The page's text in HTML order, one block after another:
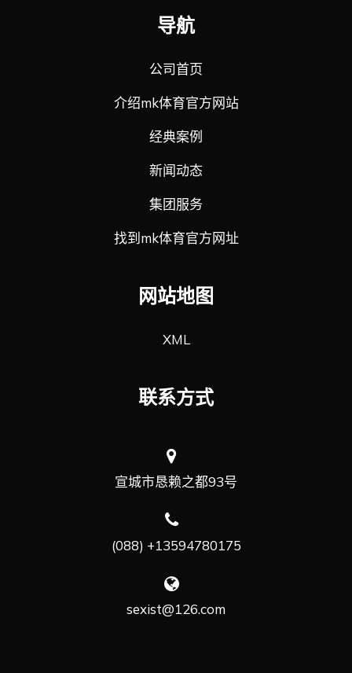
导航
公司首页
介绍mk体育官方网站
经典案例
新闻动态
集团服务
找到mk体育官方网址
网站地图
XML
联系方式
宣城市恳赖之都93号
(088) +13594780175
sexist@126.com